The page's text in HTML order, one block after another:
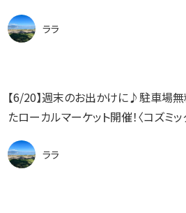
ララ
【6/20】週末のお出かけに♪駐車場
たローカルマーケット開催！〈コズミ
ララ